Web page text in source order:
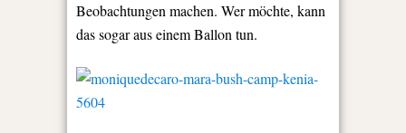
Beobachtungen machen. Wer möchte, kann
das sogar aus einem Ballon tun.